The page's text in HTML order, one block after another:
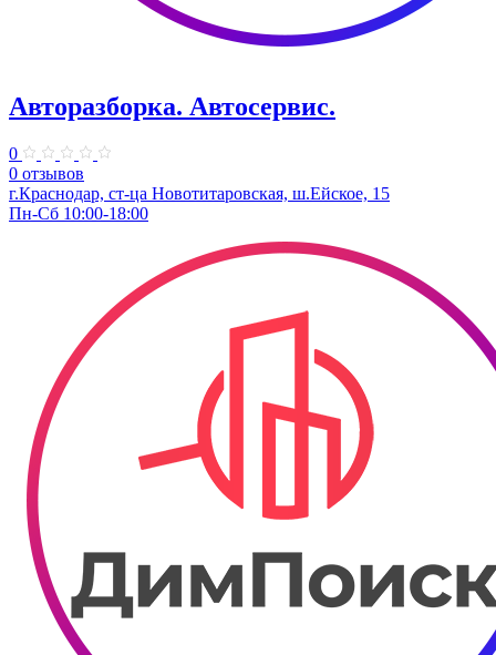
Авторазборка. Автосервис.
0
0 отзывов
г.Краснодар, ст-ца Новотитаровская, ш.Ейское, 15
Пн-Сб 10:00-18:00